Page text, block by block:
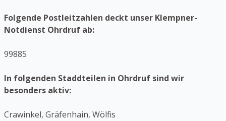
Folgende Postleitzahlen deckt unser Klempner-
Notdienst Ohrdruf ab:
99885
In folgenden Staddteilen in Ohrdruf sind wir
besonders aktiv:
Crawinkel, Gräfenhain, Wölfis